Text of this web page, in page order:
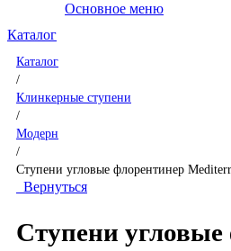
Основное меню
Каталог
Каталог
/
Клинкерные ступени
/
Модерн
/
Ступени угловые флорентинер
Вернуться
Ступени